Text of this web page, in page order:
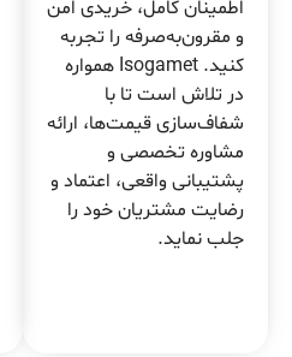
اطمینان کامل، خریدی امن
و مقرون‌به‌صرفه را تجربه
کنید. Isogamet همواره
در تلاش است تا با
شفاف‌سازی قیمت‌ها، ارائه
مشاوره تخصصی و
پشتیبانی واقعی، اعتماد و
رضایت مشتریان خود را
جلب نماید.